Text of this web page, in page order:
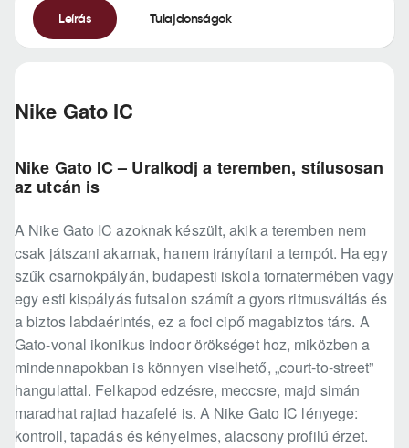
Leírás Tulajdonságok
Nike Gato IC
Nike Gato IC – Uralkodj a teremben, stílusosan
az utcán is
A Nike Gato IC azoknak készült, akik a teremben nem
csak játszani akarnak, hanem irányítani a tempót. Ha egy
szűk csarnokpályán, budapesti iskola tornatermében vagy
egy esti kispályás futsalon számít a gyors ritmusváltás és
a biztos labdaérintés, ez a foci cipő magabiztos társ. A
Gato-vonal ikonikus indoor örökséget hoz, miközben a
mindennapokban is könnyen viselhető, „court-to-street”
hangulattal. Felkapod edzésre, meccsre, majd simán
maradhat rajtad hazafelé is. A Nike Gato IC lényege:
kontroll, tapadás és kényelmes, alacsony profilú érzet.